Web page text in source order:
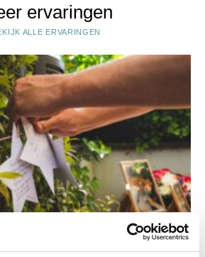
ervaringen
ALLE ERVARINGEN